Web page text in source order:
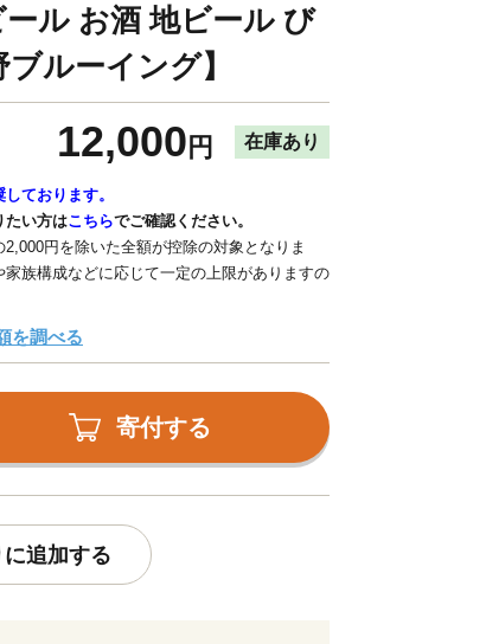
ール お酒 地ビール び
ルーイング】
12,000 円 在庫あり
ております。
たい方はこちらでご確認ください。
円を除いた全額が控除の対象となりま
族構成などに応じて一定の上限がありますの
を調べる
寄付する
追加する